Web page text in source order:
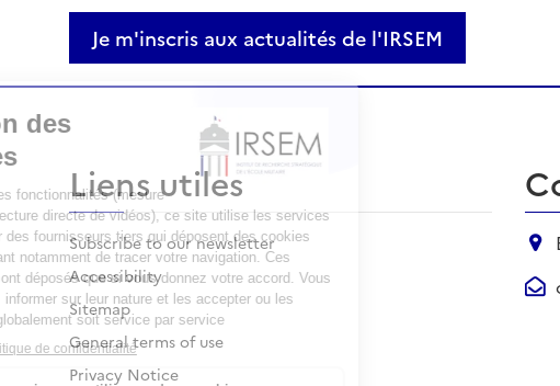
Je m'inscris aux actualités de l'IRSEM
Liens utiles
Subscribe to our newsletter
Accessibility
Sitemap
General terms of use
Privacy Notice